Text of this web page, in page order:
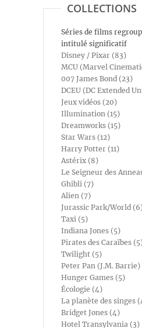
COLLECTIONS
Séries de films
intitulé significatif
Disney / Pixar (83)
MCU (Marvel
007 James Bond (23)
DCEU (DC Extended
Jeux vidéos (20)
Illumination (15)
Dreamworks (15)
Star Wars (12)
Harry Potter (11)
Astérix (8)
Le Seigneur des
Ghibli (7)
Alien (7)
Jurassic Park/World
Taxi (5)
Indiana Jones (5)
Pirates des Caraïbes
Twilight (5)
Peter Pan (J.M. Barrie)
Hunger Games (5)
Écologie (4)
La planète des singes
Bridget Jones (4)
Hotel Transylvania (3)